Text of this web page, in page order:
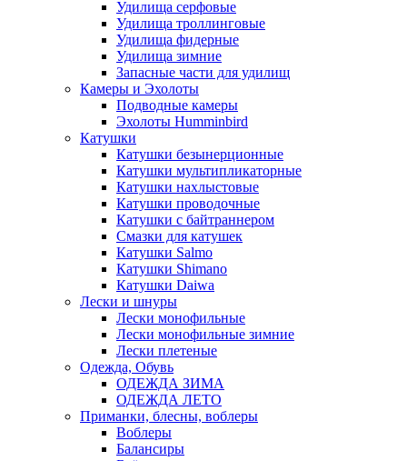
Удилища серфовые
Удилища троллинговые
Удилища фидерные
Удилища зимние
Запасные части для удилищ
Камеры и Эхолоты
Подводные камеры
Эхолоты Humminbird
Катушки
Катушки безынерционные
Катушки мультипликаторные
Катушки нахлыстовые
Катушки проводочные
Катушки с байтраннером
Смазки для катушек
Катушки Salmo
Катушки Shimano
Катушки Daiwa
Лески и шнуры
Лески монофильные
Лески монофильные зимние
Лески плетеные
Одежда, Обувь
ОДЕЖДА ЗИМА
ОДЕЖДА ЛЕТО
Приманки, блесны, воблеры
Воблеры
Балансиры